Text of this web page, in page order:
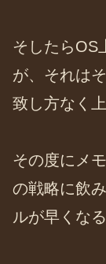
そしたらOS
が、それは
致し方なく
その度にメ
の戦略に飲
ルが早くな